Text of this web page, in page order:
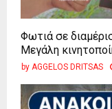
Φωτιά σε
Μεγάλη
by AGGELOS DRITSAS